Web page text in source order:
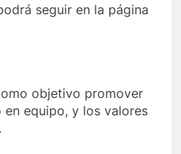
seguir en la página
objetivo promover
equipo, y los valores